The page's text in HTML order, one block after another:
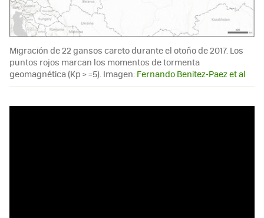
Migración de 22 gansos careto durante el otoño de 2017. Los
puntos rojos marcan los momentos de tormenta
geomagnética (Kp > =5). Imagen: Fernando Benitez-Paez et al